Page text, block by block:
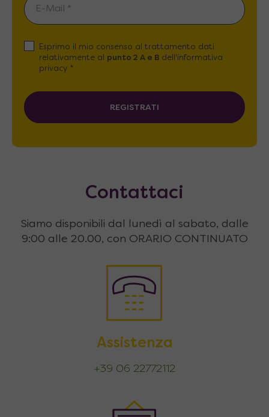
Esprimo il mio consenso al trattamento dati
relativamente al punto 2 A e B dell'informativa
privacy *
REGISTRATI
Contattaci
Siamo disponibili dal lunedì al sabato, dalle
9:00 alle 20.00, con ORARIO CONTINUATO
Assistenza
+39 06 22772112